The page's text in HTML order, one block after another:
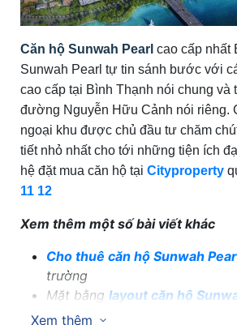
Căn hộ Sunwah Pearl cao cấp nhất
Sunwah Pearl tự tin sánh bước với
cao cấp tại Bình Thạnh nói chung và
đường Nguyễn Hữu Cảnh nói riêng.
ngoại khu được chủ đầu tư chăm
tiết nhỏ nhất cho tới những tiện ích
hệ đặt mua căn hộ tại Cityproperty
11 12
Xem thêm một số bài viết khác
Cho thuê căn hộ Sunwah
trường
Mặt bằng layout căn hộ
layout
Xem thêm